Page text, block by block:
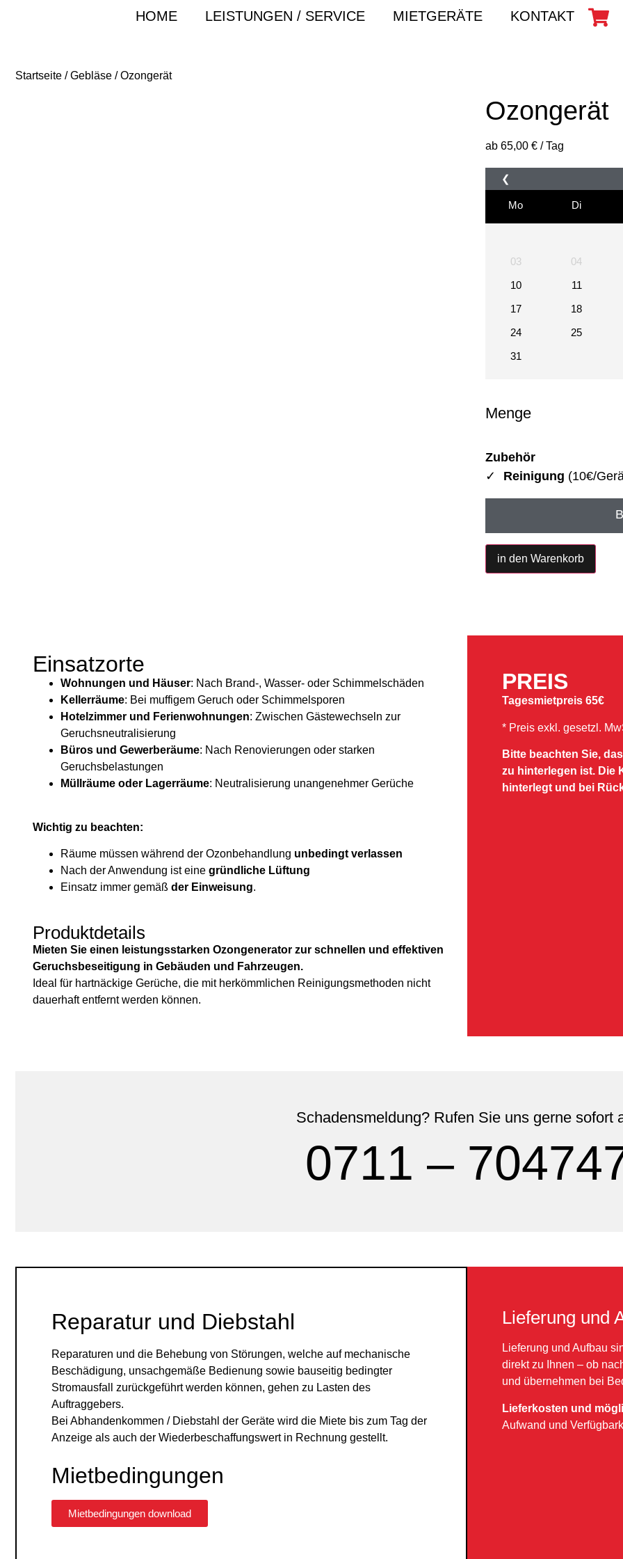
HOME LEISTUNGEN / SERVICE MIETGERÄTE KONTAKT
Startseite /Gebläse / Ozongerät
Ozongerät
ab 65,00 € / Tag
❮
Mo Di
03
04
10
11
17
18
24
25
31
Menge
Zubehör
Reinigung (10€/
in den Warenkorb
Einsatzorte
Wohnungen und Häuser: Nach Brand-, Wasser- oder Schimmelschäden
Kellerräume: Bei muffigem Geruch oder Schimmelsporen
Hotelzimmer und Ferienwohnungen: Zwischen Gästewechseln zur
Geruchsneutralisierung
Büros und Gewerberäume: Nach Renovierungen oder starken
Geruchsbelastungen
Müllräume oder Lagerräume: Neutralisierung unangenehmer Gerüche
Wichtig zu beachten:
Räume müssen während der Ozonbehandlung unbedingt verlassen
Nach der Anwendung ist eine gründliche Lüftung
Einsatz immer gemäß der Einweisung.
Produktdetails
Mieten Sie einen leistungsstarken Ozongenerator zur schnellen und effektiven
Geruchsbeseitigung in Gebäuden und Fahrzeugen.
Ideal für hartnäckige Gerüche, die mit herkömmlichen Reinigungsmethoden nicht
dauerhaft entfernt werden können.
PREIS
Tagesmietpreis 65€
* Preis exkl. gesetzl.
Bitte beachten Sie,
zu hinterlegen ist. Die
hinterlegt und bei
Schadensmeldung? Rufen Sie uns gerne sofort
0711 –
Reparatur und Diebstahl
Reparaturen und die Behebung von Störungen, welche auf mechanische
Beschädigung, unsachgemäße Bedienung sowie bauseitig bedingter
Stromausfall zurückgeführt werden können, gehen zu Lasten des
Auftraggebers.
Bei Abhandenkommen / Diebstahl der Geräte wird die Miete bis zum Tag der
Anzeige als auch der Wiederbeschaffungswert in Rechnung gestellt.
Mietbedingungen
Mietbedingungen download
Lieferung und
Lieferung und Aufbau
direkt zu Ihnen – ob
und übernehmen bei
Lieferkosten und
Aufwand und